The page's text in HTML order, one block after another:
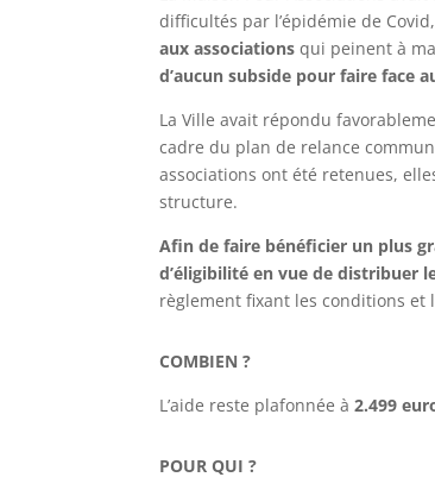
difficultés par l’épidémie de
aux associations qui peinent à
d’aucun subside pour faire face
La Ville avait répondu
cadre du plan de relance
associations ont été retenues,
structure.
Afin de faire bénéficier un plus
d’éligibilité en vue de distribuer
règlement fixant les conditions et
COMBIEN ?
L’aide reste plafonnée à2.499
POUR QUI ?